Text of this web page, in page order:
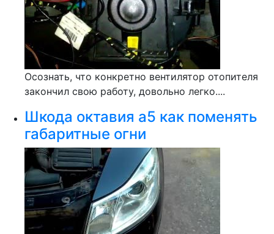
Осознать, что конкретно вентилятор отопителя
закончил свою работу, довольно легко....
Шкода октавия а5 как поменять
габаритные огни